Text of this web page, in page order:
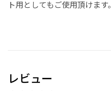
ト用としてもご使用頂けます。
レビュー